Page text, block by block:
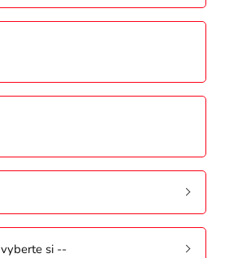
si --